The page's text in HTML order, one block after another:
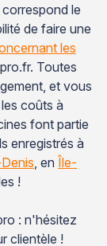
le
de faire une
les
Toutes
et vous
coûts à
font partie
enregistrés à
, en Île-
!
: n'hésitez
clientèle !